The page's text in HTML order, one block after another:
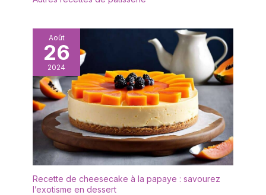
meilleurs résultats, le
camping, les pique-
niques ou les réceptions
ne manqueront pas de
vous faire aimer.
Largement utilisé dans la
table, la cuisine, les
armoires de salle de
bain, les comptoirs, etc. Il
est également facile à
nettoyer après utilisation,
il suffit de rincer à l'eau.
Taille parfaite : les
Août
26
2024
Recette de cheesecake à la papaye : savourez
l’exotisme en dessert